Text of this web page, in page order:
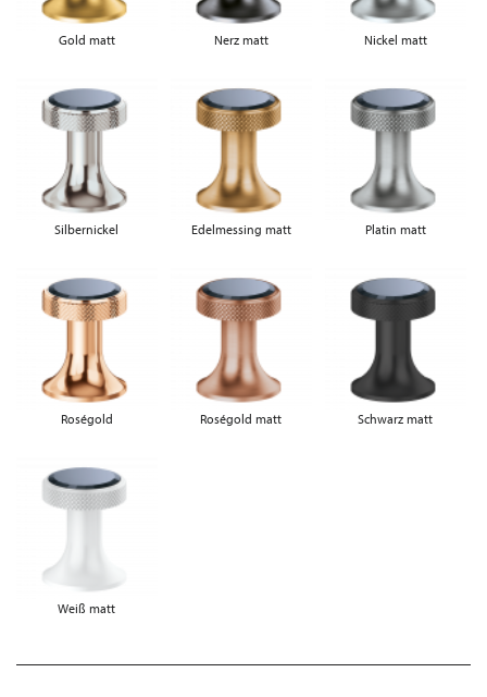
Gold matt Nerz matt Nickel matt
Silbernickel Edelmessing matt Platin matt
Roségold Roségold matt Schwarz matt
Weiß matt